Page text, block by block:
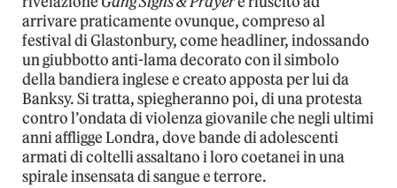
arrivare praticamente ovunque, compreso al
festival di Glastonbury, come headliner, indossando
un giubbotto anti-lama decorato con il simbolo
della bandiera inglese e creato apposta per lui da
Banksy. Si tratta, spiegheranno poi, di una protesta
contro l’ondata di violenza giovanile che negli ultimi
anni affligge Londra, dove bande di adolescenti
armati di coltelli assaltano i loro coetanei in una
spirale insensata di sangue e terrore.